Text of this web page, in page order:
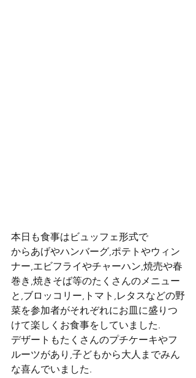
本日も食事はビュッフェ形式で
からあげやハンバーグ,ポテトやウィン
ナー,エビフライやチャーハン,焼売や春
巻き,焼きそば等のたくさんのメニュー
と,ブロッコリー,トマト,レタスなどの野
菜を参加者がそれぞれにお皿に盛りつ
けて楽しくお食事をしていました.
デザートもたくさんのプチケーキやフ
ルーツがあり,子どもから大人までみん
な喜んでいました.